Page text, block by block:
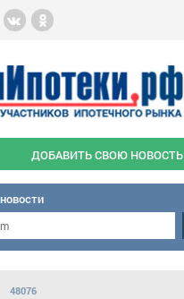
ДОБАВИТЬ СВОЮ НОВОСТЬ
48076